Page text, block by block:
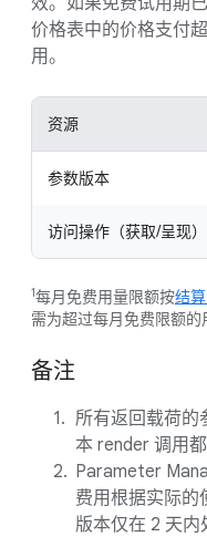
价格表中的价格支付
用。
资源
参数版本
访问操作（获取/呈现）
1每月免费用量限额按结
需为超过每月免费限额的
备注
所有返回载荷的
本 render 调用
Parameter
费用根据实际的
版本仅在 2 天